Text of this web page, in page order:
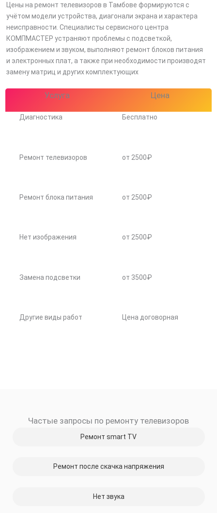
Цены на ремонт телевизоров в Тамбове формируются с
учётом модели устройства, диагонали экрана и характера
неисправности. Специалисты сервисного центра
КОМПМАСТЕР устраняют проблемы с подсветкой,
изображением и звуком, выполняют ремонт блоков питания
и электронных плат, а также при необходимости производят
замену матриц и других комплектующих
Услуга Цена
Диагностика Бесплатно
Ремонт телевизоров от 2500₽
Ремонт блока питания от 2500₽
Нет изображения от 2500₽
Замена подсветки от 3500₽
Другие виды работ Цена договорная
Частые запросы по ремонту телевизоров
Ремонт smart TV
Ремонт после скачка напряжения
Нет звука